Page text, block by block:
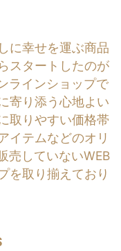
に幸せを運ぶ商品
スタートしたのが
ラインショップで
寄り添う心地よい
取りやすい価格帯
イテムなどのオリ
売していないWEB
を取り揃えており